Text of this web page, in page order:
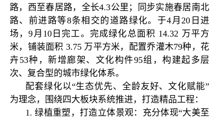
路，西至春居路，全长4.3公里；同步实施春居南北
路、前进路等8条相交的道路绿化。于4月20日进
场，9月10日完工。完成绿化总面积 14.32 万平方
米，铺装面积 3.75 万平方米，配置乔灌木79种，花
卉53种，新增廊架、文化构件95组，构建起多层
次、复合型的城市绿化体系。
配套绿化以“生态优先、全龄友好、文化赋能”
为理念，围绕四大板块系统推进，打造精品工程：
1. 绿植重塑，打造立体景观：充分体现“大美至